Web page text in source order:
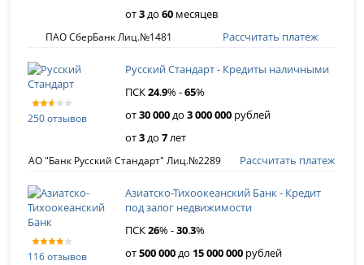
от3до60 месяцев
ПАО СберБанк Лиц.№1481 Рассчитать платеж
250 отзывов
Русский Стандарт - Кредиты наличными
ПСК24.9% -65%
от30 000до3 000 000 рублей
от3до7лет
АО "Банк Русский Стандарт" Лиц.№2289 Рассчитать платеж
116 отзывов
Азиатско-Тихоокеанский Банк - Кредит
под залог недвижимости
ПСК26% -30.3%
от500 000до 15 000 000 рублей